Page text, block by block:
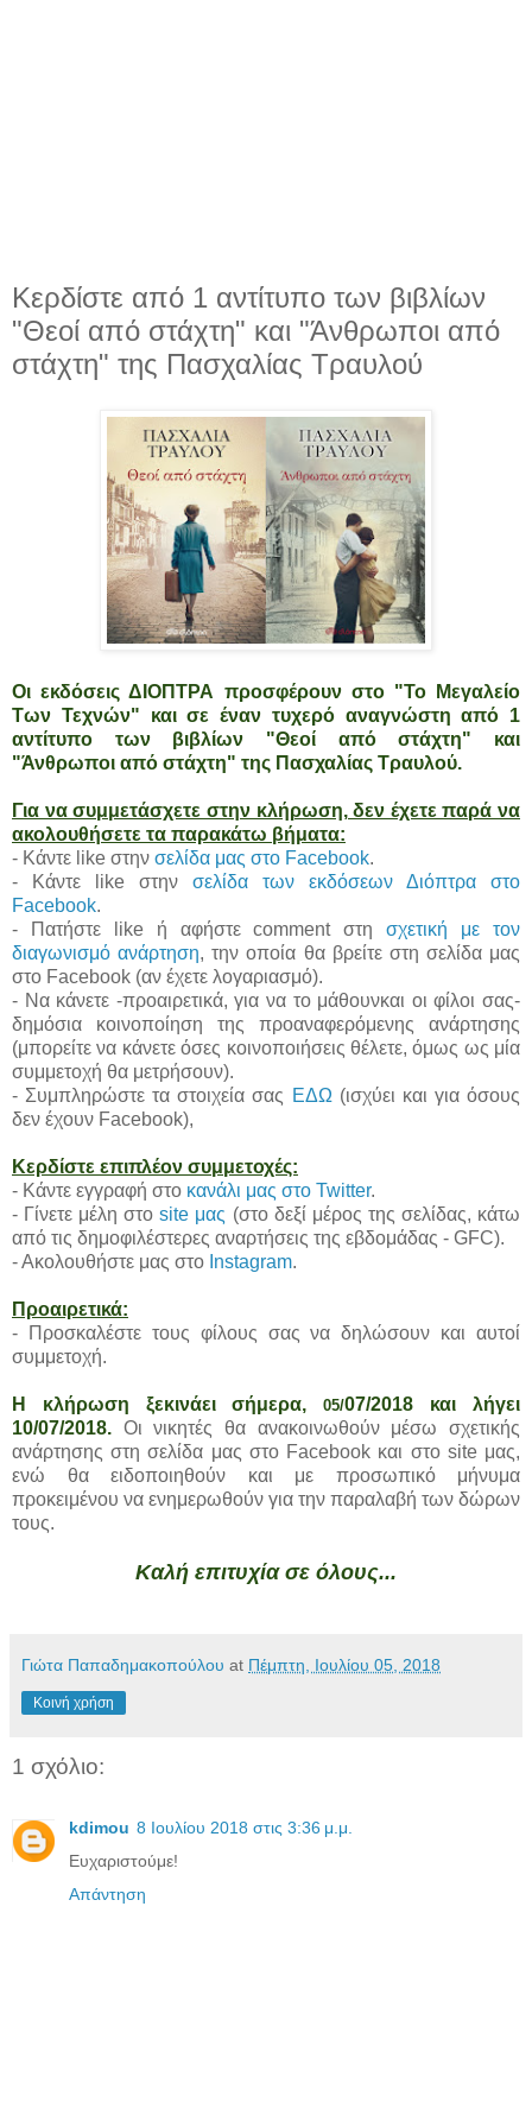
Κερδίστε από 1 αντίτυπο των βιβλίων
"Θεοί από στάχτη" και "Άνθρωποι από
στάχτη" της Πασχαλίας Τραυλού
Οι εκδόσεις ΔΙΟΠΤΡΑ προσφέρουν στο "Το Μεγαλείο
Των Τεχνών" και σε έναν τυχερό αναγνώστη από 1
αντίτυπο των βιβλίων "Θεοί από στάχτη" και
"Άνθρωποι από στάχτη" της Πασχαλίας Τραυλού.
Για να συμμετάσχετε στην κλήρωση, δεν έχετε παρά να
ακολουθήσετε τα παρακάτω βήματα:
- Κάντε like στην σελίδα μας στο Facebook.
- Κάντε like στην σελίδα των εκδόσεων Διόπτρα στο
Facebook.
- Πατήστε like ή αφήστε comment στησχετική με τον
διαγωνισμό ανάρτηση, την οποία θα βρείτε στη σελίδα μας
στο Facebook (αν έχετε λογαριασμό).
- Να κάνετε -προαιρετικά, για να το μάθουνκαι οι φίλοι σας-
δημόσια κοινοποίηση της προαναφερόμενης ανάρτησης
(μπορείτε να κάνετε όσες κοινοποιήσεις θέλετε, όμως ως μία
συμμετοχή θα μετρήσουν).
- Συμπληρώστε τα στοιχεία σας ΕΔΩ (ισχύει και για όσους
δεν έχουν Facebook),
Κερδίστε επιπλέον συμμετοχές:
- Κάντε εγγραφή στο κανάλι μας στο Twitter.
- Γίνετε μέλη στοsite μας (στο δεξί μέρος της σελίδας, κάτω
από τις δημοφιλέστερες αναρτήσεις της εβδομάδας - GFC).
- Ακολουθήστε μας στο Instagram.
Προαιρετικά:
- Προσκαλέστε τους φίλους σας να δηλώσουν και αυτοί
συμμετοχή.
Η κλήρωση ξεκινάει σήμερα,05/07/2018 και λήγει
10/07/2018. Οι νικητές θα ανακοινωθούν μέσω σχετικής
ανάρτησης στη σελίδα μας στο Facebook και στο site μας,
ενώ θα ειδοποιηθούν και με προσωπικό μήνυμα
προκειμένου να ενημερωθούν για την παραλαβή των δώρων
τους.
Καλή επιτυχία σε όλους...
Γιώτα Παπαδημακοπούλου at Πέμπτη, Ιουλίου 05, 2018
Κοινή χρήση
1 σχόλιο:
kdimou 8 Ιουλίου 2018 στις 3:36 μ.μ.
Ευχαριστούμε!
Απάντηση